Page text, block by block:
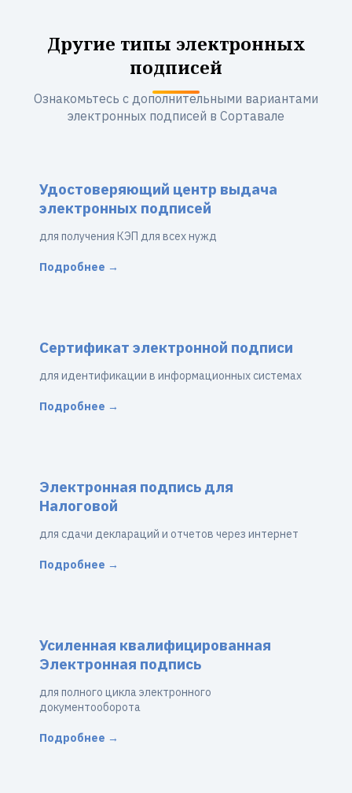
Другие типы электронных
подписей
Ознакомьтесь с дополнительными вариантами
электронных подписей в Сортавале
Удостоверяющий центр выдача
электронных подписей
для получения КЭП для всех нужд
Подробнее →
Сертификат электронной подписи
для идентификации в информационных системах
Подробнее →
Электронная подпись для
Налоговой
для сдачи деклараций и отчетов через интернет
Подробнее →
Усиленная квалифицированная
Электронная подпись
для полного цикла электронного
документооборота
Подробнее →